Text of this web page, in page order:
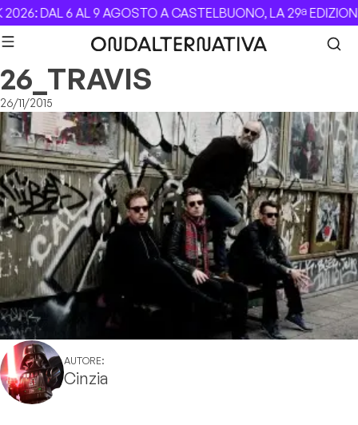
Skip to content
DAL 6 AL 9 AGOSTO A CASTELBUONO, LA 29ª
26_TRAVIS
26/11/2015
AUTORE:
Cinzia